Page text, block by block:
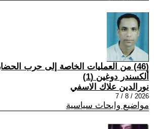
(46) من العمليات الخاصة إلى حرب
ألكسندر دوغين (1)
نورالدين علاك الاسفي
2026 / 8 / 7
مواضيع وابحاث سياسية